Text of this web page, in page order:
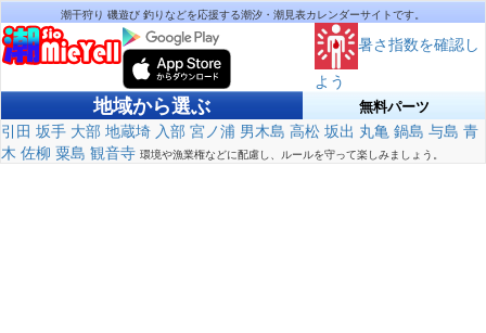
潮干狩り 磯遊び 釣りなどを応援する潮汐・潮見表カレンダーサイトです。
暑さ指数を確認し
よう
地域から選ぶ 無料パーツ
引田 坂手 大部 地蔵埼 入部 宮ノ浦 男木島 高松 坂出 丸亀 鍋島 与島 青
木 佐柳 粟島 観音寺 環境や漁業権などに配慮し、ルールを守って楽しみましょう。